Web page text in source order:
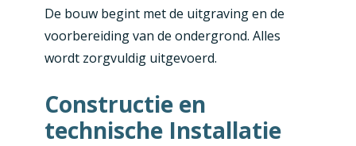
De bouw begint met de uitgraving en de
voorbereiding van de ondergrond. Alles
wordt zorgvuldig uitgevoerd.
Constructie en
technische Installatie